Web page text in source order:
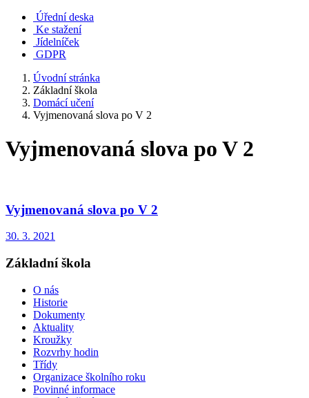
Úřední deska
Ke stažení
Jídelníček
GDPR
Úvodní stránka
Základní škola
Domácí učení
Vyjmenovaná slova po V 2
Vyjmenovaná slova po V 2
Vyjmenovaná slova po V 2
30. 3. 2021
Základní škola
O nás
Historie
Dokumenty
Aktuality
Kroužky
Rozvrhy hodin
Třídy
Organizace školního roku
Povinné informace